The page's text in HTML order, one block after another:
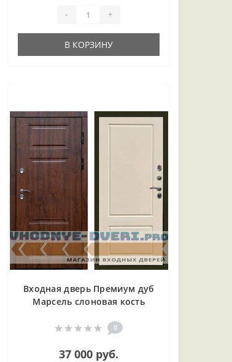
- +
В КОРЗИНУ
Входная дверь Премиум дуб
Марсель слоновая кость
0
37 000 руб.